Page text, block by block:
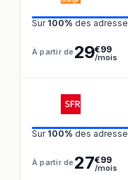
Sur 100% des
À partir de 29€99
/mois
Sur 100% des
À partir de 27€99
/mois